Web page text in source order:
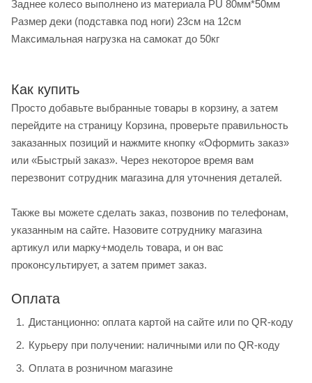
Заднее колесо выполнено из материала PU 80мм*50мм
Размер деки (подставка под ноги) 23см на 12см
Максимальная нагрузка на самокат до 50кг
Как купить
Просто добавьте выбранные товары в корзину, а затем
перейдите на страницу Корзина, проверьте правильность
заказанных позиций и нажмите кнопку «Оформить заказ»
или «Быстрый заказ». Через некоторое время вам
перезвонит сотрудник магазина для уточнения деталей.
Также вы можете сделать заказ, позвонив по телефонам,
указанным на сайте. Назовите сотруднику магазина
артикул или марку+модель товара, и он вас
проконсультирует, а затем примет заказ.
Оплата
Дистанционно: оплата картой на сайте или по QR-коду
Курьеру при получении: наличными или по QR-коду
Оплата в розничном магазине